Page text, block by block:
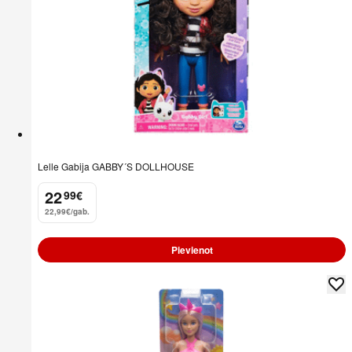
Lelle Gabija GABBY´S DOLLHOUSE
22
. 99€
22,99€/gab.
Pievienot